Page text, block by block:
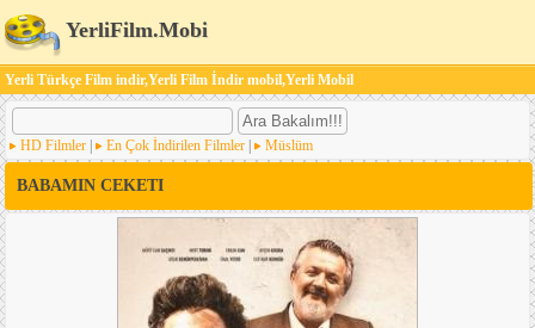
YerliFilm.Mobi
Yerli Türkçe Film indir,Yerli Film İndir mobil,Yerli Mobil
HD Filmler En Çok İndirilen Filmler Müslüm
BABAMIN CEKETI